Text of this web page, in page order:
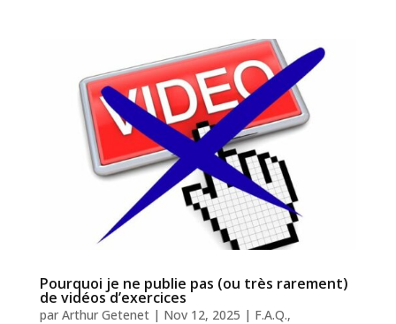
Pourquoi je ne publie pas (ou très rarement)
de vidéos d’exercices
par Arthur Getenet| Nov 12, 2025 | F.A.Q.,